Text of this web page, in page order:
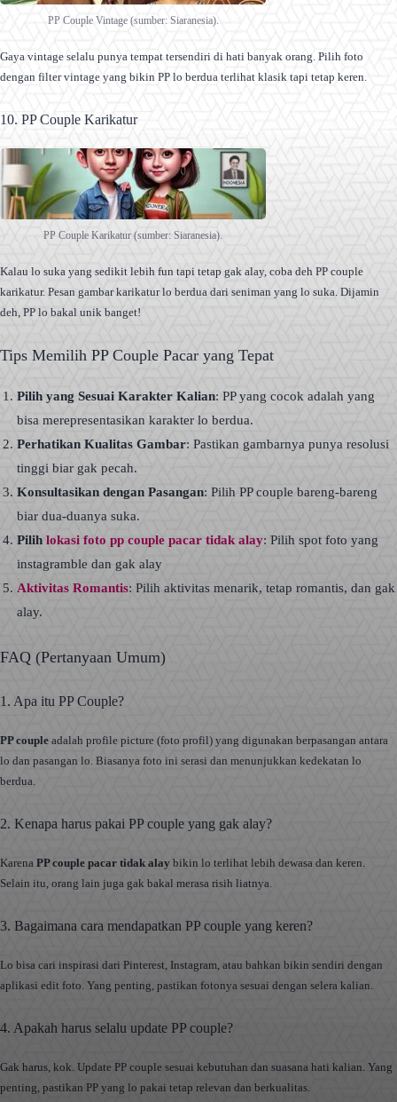
PP Couple Vintage (sumber: Siaranesia).
Gaya vintage selalu punya tempat tersendiri di hati banyak orang. Pilih foto
dengan filter vintage yang bikin PP lo berdua terlihat klasik tapi tetap keren.
10. PP Couple Karikatur
PP Couple Karikatur (sumber: Siaranesia).
Kalau lo suka yang sedikit lebih fun tapi tetap gak alay, coba deh PP couple
karikatur. Pesan gambar karikatur lo berdua dari seniman yang lo suka. Dijamin
deh, PP lo bakal unik banget!
Tips Memilih PP Couple Pacar yang Tepat
Pilih yang Sesuai Karakter Kalian: PP yang cocok adalah yang
bisa merepresentasikan karakter lo berdua.
Perhatikan Kualitas Gambar: Pastikan gambarnya punya resolusi
tinggi biar gak pecah.
Konsultasikan dengan Pasangan: Pilih PP couple bareng-bareng
biar dua-duanya suka.
Pilihlokasi foto pp couple pacar tidak alay: Pilih spot foto yang
instagramble dan gak alay
Aktivitas Romantis: Pilih aktivitas menarik, tetap romantis, dan gak
alay.
FAQ (Pertanyaan Umum)
1. Apa itu PP Couple?
PP couple adalah profile picture (foto profil) yang digunakan berpasangan antara
lo dan pasangan lo. Biasanya foto ini serasi dan menunjukkan kedekatan lo
berdua.
2. Kenapa harus pakai PP couple yang gak alay?
Karena PP couple pacar tidak alay bikin lo terlihat lebih dewasa dan keren.
Selain itu, orang lain juga gak bakal merasa risih liatnya.
3. Bagaimana cara mendapatkan PP couple yang keren?
Lo bisa cari inspirasi dari Pinterest, Instagram, atau bahkan bikin sendiri dengan
aplikasi edit foto. Yang penting, pastikan fotonya sesuai dengan selera kalian.
4. Apakah harus selalu update PP couple?
Gak harus, kok. Update PP couple sesuai kebutuhan dan suasana hati kalian. Yang
penting, pastikan PP yang lo pakai tetap relevan dan berkualitas.